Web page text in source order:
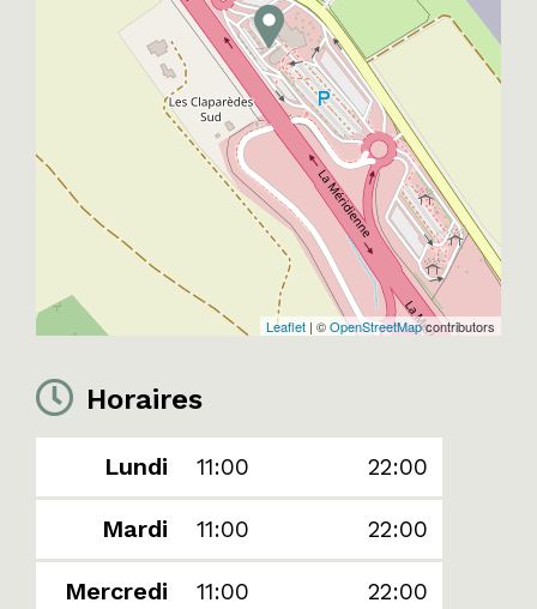
Leaflet | ©OpenStreetMapcontributors
Horaires
Lundi 11:00 22:00
Mardi 11:00 22:00
Mercredi 11:00 22:00